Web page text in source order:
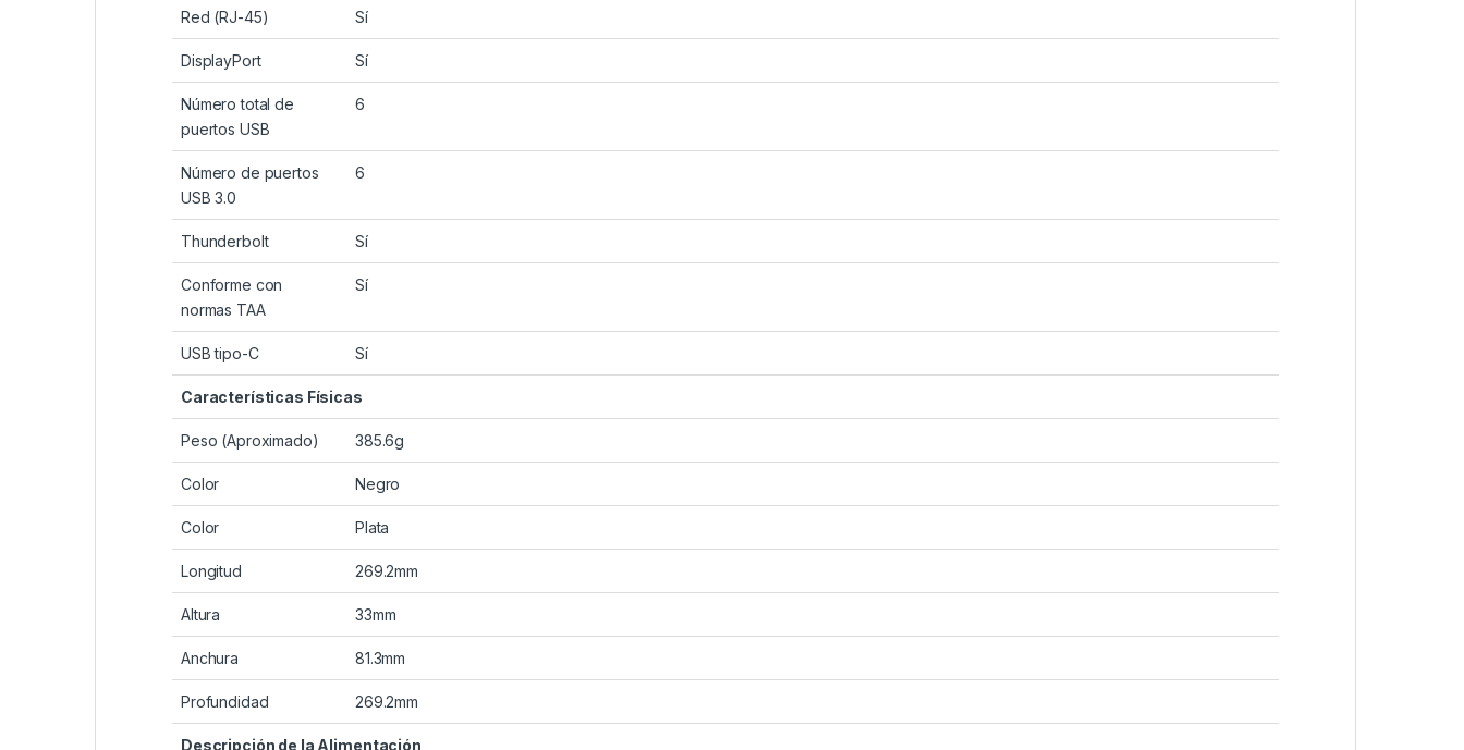
Red (RJ-45) Sí
DisplayPort Sí
Número total de
puertos USB
6
Número de puertos
USB 3.0
6
Thunderbolt Sí
Conforme con
normas TAA
Sí
USB tipo-C Sí
Características Físicas
Peso (Aproximado) 385.6g
Color Negro
Color Plata
Longitud 269.2mm
Altura 33mm
Anchura 81.3mm
Profundidad 269.2mm
Descripción de la Alimentación